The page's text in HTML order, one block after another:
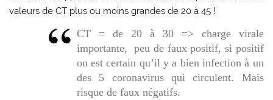
valeurs de CT plus ou moins grandes de 20 à 45 !
CT = de 20 à 30 => charge virale
importante, peu de faux positif, si positif
on est certain qu’il y a bien infection à un
des 5 coronavirus qui circulent. Mais
risque de faux négatifs.